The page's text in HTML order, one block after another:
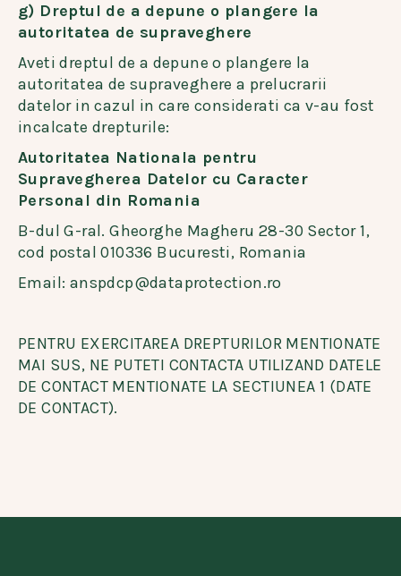
g) Dreptul de a depune o plangere la
autoritatea de supraveghere
Aveti dreptul de a depune o plangere la
autoritatea de supraveghere a prelucrarii
datelor in cazul in care considerati ca v-au fost
incalcate drepturile:
Autoritatea Nationala pentru
Supravegherea Datelor cu Caracter
Personal din Romania
B-dul G-ral. Gheorghe Magheru 28-30 Sector 1,
cod postal 010336 Bucuresti, Romania
Email: anspdcp@dataprotection.ro
PENTRU EXERCITAREA DREPTURILOR MENTIONATE
MAI SUS, NE PUTETI CONTACTA UTILIZAND DATELE
DE CONTACT MENTIONATE LA SECTIUNEA 1 (DATE
DE CONTACT).